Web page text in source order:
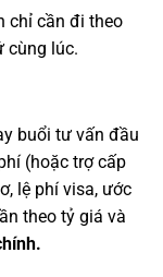
chỉ cần đi theo
cùng lúc.
buổi tư vấn đầu
(hoặc trợ cấp
lệ phí visa, ước
theo tỷ giá và